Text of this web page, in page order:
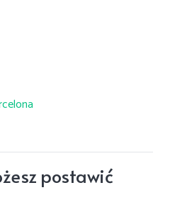
postawić